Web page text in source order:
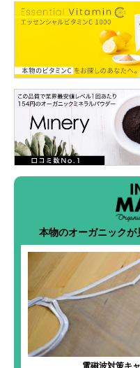
本物のオーガニック
電磁波対策キ